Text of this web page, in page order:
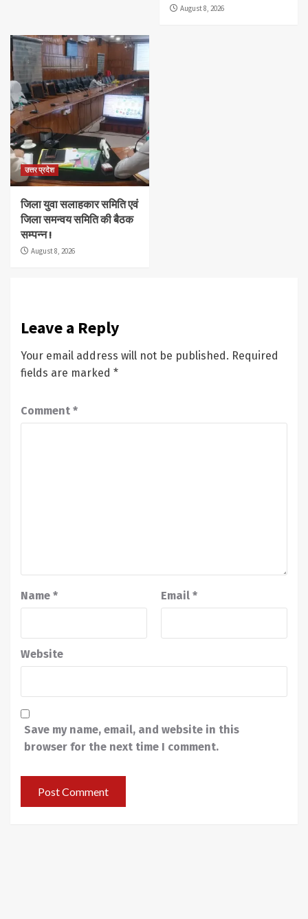
August 8, 2026
उत्तर प्रदेश
जिला युवा सलाहकार समिति एवं
जिला समन्वय समिति की बैठक
सम्पन्न !
August 8, 2026
Leave a Reply
Your email address will not be published. Required
fields are marked *
Comment *
Name * Email *
Website
Save my name, email, and website in this
browser for the next time I comment.